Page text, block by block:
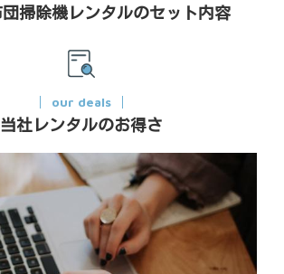
掃除機レンタルのセット内容
our deals
当社レンタルのお得さ